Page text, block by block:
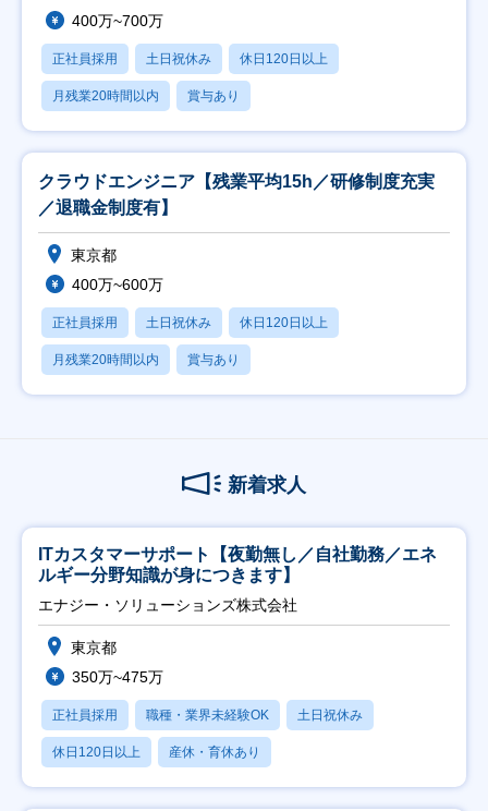
400万~700万
正社員採用 土日祝休み 休日120日以上
月残業20時間以内 賞与あり
クラウドエンジニア【残業平均15h／研修制度充実
／退職金制度有】
東京都
400万~600万
正社員採用 土日祝休み 休日120日以上
月残業20時間以内 賞与あり
新着求人
ITカスタマーサポート【夜勤無し／自社勤務／エネ
ルギー分野知識が身につきます】
エナジー・ソリューションズ株式会社
東京都
350万~475万
正社員採用 職種・業界未経験OK 土日祝休み
休日120日以上 産休・育休あり